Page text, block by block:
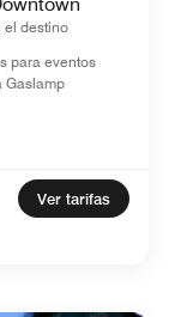
el destino
para eventos
Gaslamp
Ver tarifas